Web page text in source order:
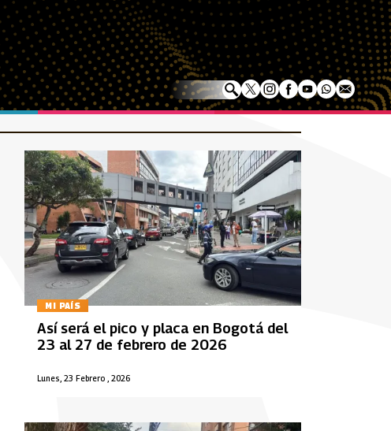
MI PAÍS
Lunes, 23 Febrero , 2026
Así será el pico y placa en Bogotá del
23 al 27 de febrero de 2026